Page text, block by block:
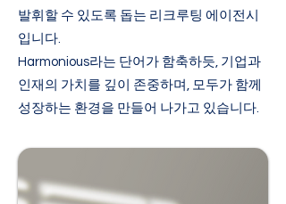
발휘할 수 있도록 돕는 리크루팅 에이전시
입니다.
Harmonious라는 단어가 함축하듯, 기업과
인재의 가치를 깊이 존중하며, 모두가 함께
성장하는 환경을 만들어 나가고 있습니다.